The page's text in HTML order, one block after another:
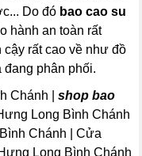
Do đó bao cao su
hành an toàn rất
rất cao về như đồ
phân phối.
Chánh |shop bao
Long Bình Chánh
Chánh | Cửa
Long Bình Chánh